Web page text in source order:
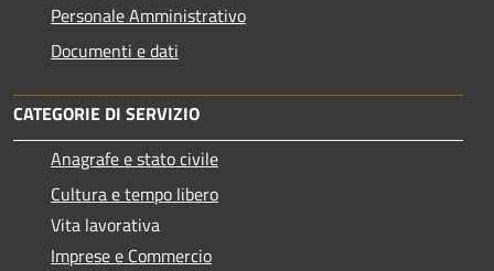
Personale Amministrativo
Documenti e dati
CATEGORIE DI SERVIZIO
Anagrafe e stato civile
Cultura e tempo libero
Vita lavorativa
Imprese e Commercio